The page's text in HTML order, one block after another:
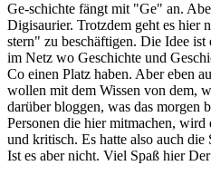
Ge-schichte fängt mit "Ge" an.
Digisaurier. Trotzdem geht es hier
stern" zu beschäftigen. Die Idee ist
im Netz wo Geschichte und
Co einen Platz haben. Aber eben
wollen mit dem Wissen von dem,
darüber bloggen, was das morgen
Personen die hier mitmachen,
und kritisch. Es hatte also auch
Ist es aber nicht. Viel Spaß hier